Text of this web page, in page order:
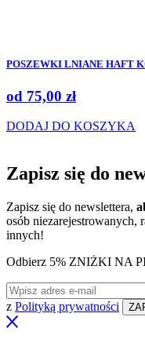
POSZEWKI LNIANE HAFT
od 75,00 zł
DODAJ DO KOSZYKA
Zapisz się do
Zapisz się do newslettera,
osób niezarejestrowanych,
innych!
Odbierz 5% ZNIŻKI NA
z Polityką prywatności